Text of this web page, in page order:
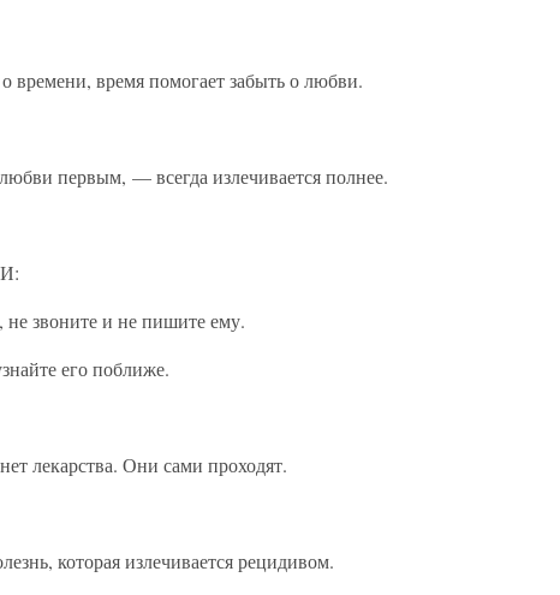
времени, время помогает забыть о любви.
первым, — всегда излечивается полнее.
не звоните и не пишите ему.
его поближе.
лекарства. Они сами проходят.
которая излечивается рецидивом.